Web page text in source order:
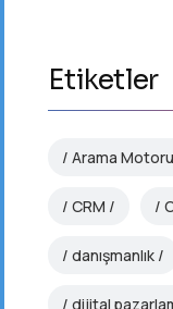
Etiketler
Arama
CRM
danışmanlık
dijital